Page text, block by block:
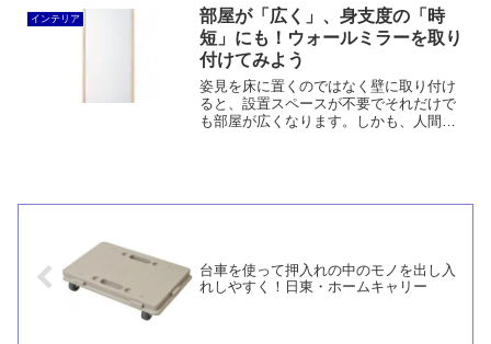
ダーなどを表示させることもできます。
ウッドモデルはカリモク家具が製造。
インテリア
部屋が「広く」、身支度の「時
短」にも！ウォールミラーを取り
付けてみよう
姿見を床に置くのではなく壁に取り付け
ると、設置スペースが不要でそれだけで
も部屋が広くなります。しかも、人間の
台車を使って押入れの中のモノを出し入
れしやすく！日東・ホームキャリー